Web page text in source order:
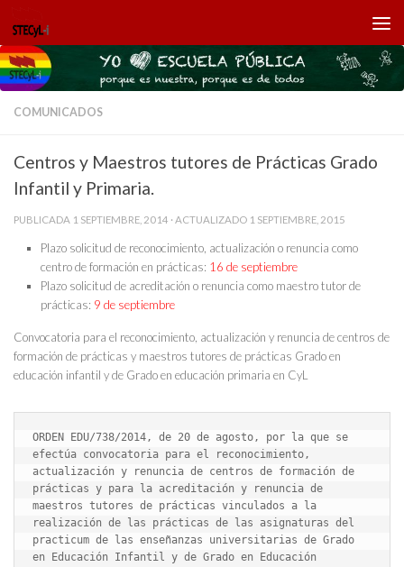
Saltar al contenido
COMUNICADOS
Centros y Maestros tutores de Prácticas Grado
Infantil y Primaria.
PUBLICADA 1 SEPTIEMBRE, 2014 · ACTUALIZADO 1 SEPTIEMBRE, 2015
Plazo solicitud de reconocimiento, actualización o renuncia como
centro de formación en prácticas: 16 de septiembre
Plazo solicitud de acreditación o renuncia como maestro tutor de
prácticas: 9 de septiembre
Convocatoria para el reconocimiento, actualización y renuncia de centros de
formación de prácticas y maestros tutores de prácticas Grado en
educación infantil y de Grado en educación primaria en CyL
ORDEN EDU/738/2014, de 20 de agosto, por la que se
efectúa convocatoria para el reconocimiento,
actualización y renuncia de centros de formación de
prácticas y para la acreditación y renuncia de
maestros tutores de prácticas vinculados a la
realización de las prácticas de las asignaturas del
practicum de las enseñanzas universitarias de Grado
en Educación Infantil y de Grado en Educación